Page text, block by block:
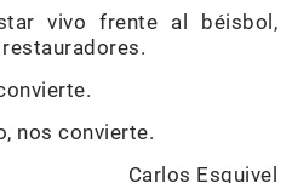
vivo frente al béisbol,
nos convierte.
Carlos Esquivel